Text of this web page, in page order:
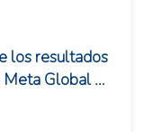
los resultados
Global de